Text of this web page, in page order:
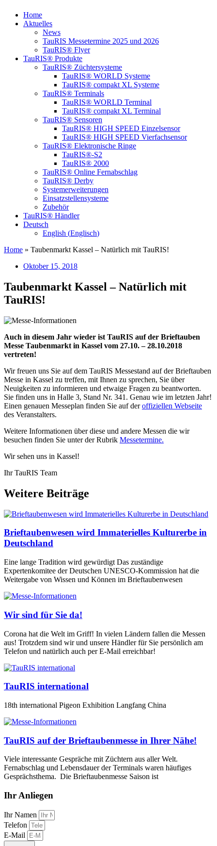
Home
Aktuelles
News
TauRIS Messetermine 2025 und 2026
TauRIS® Flyer
TauRIS® Produkte
TauRIS® Züchtersysteme
TauRIS® WORLD Systeme
TauRIS® compakt XL Systeme
TauRIS® Terminals
TauRIS® WORLD Terminal
TauRIS® compakt XL Terminal
TauRIS® Sensoren
TauRIS® HIGH SPEED Einzelsensor
TauRIS® HIGH SPEED Vierfachsensor
TauRIS® Elektronische Ringe
TauRIS®-S2
TauRIS® 2000
TauRIS® Online Fernabschlag
TauRIS® Derby
Systemerweiterungen
Einsatzstellensysteme
Zubehör
TauRIS® Händler
Deutsch
English (Englisch)
Home » Taubenmarkt Kassel – Natürlich mit TauRIS!
Oktober 15, 2018
Taubenmarkt Kassel – Natürlich mit
TauRIS!
Auch in diesem Jahr wieder ist TauRIS auf der Brieftauben
Messe Taubenmarkt in Kassel vom 27.10. – 28.10.2018
vertreten!
Wir freuen uns Sie auf dem TauRIS Messestand auf der Brieftauben
Messe in Kassel zu treffen, mit Ihnen zu sprechen, Sie über
Neuigkeiten zu informieren und etwaige Fragen zu beantworten.
Sie finden uns in Halle 3, Stand Nr. 341. Genau wie im letzten Jahr!
Einen genauen Messeplan finden Sie auf deroffiziellen Webseite
des Veranstalters.
Weitere Informationen über diese und andere Messen die wir
besuchen finden Sie unter der Rubrik Messetermine.
Wir sehen uns in Kassel!
Ihr TauRIS Team
Weitere Beiträge
Brieftaubenwesen wird Immaterielles Kulturerbe in
Deutschland
Eine lange Tradition wird gewürdigt Das zuständige
Expertenkomitee der Deutschen UNESCO-Kommission hat die
Weitergabe von Wissen und Können im Brieftaubenwesen
Wir sind für Sie da!
Corona hat die Welt im Griff! In vielen Ländern fallen die Messen
aus! Trotzdem sind wir und unsere Händler für Sie persönlich am
Telefon und natürlich auch per E-Mail erreichbar!
TauRIS international
18th international Pigeon Exhibition Langfang China
TauRIS auf der Brieftaubenmesse in Ihrer Nähe!
Viele interessante Gespräche mit Züchtern aus aller Welt.
Fernabschlag und Lebensdauer der Terminals waren häufiges
Gesprächsthema. Die Brieftaubenmesse Saison ist
Ihr Anliegen
Ihr Namen
Telefon
E-Mail